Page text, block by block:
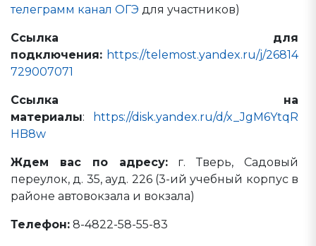
телеграмм канал ОГЭ для участников)
Ссылка для
подключения: https://telemost.yandex.ru/j/26814
729007071
Ссылка на
материалы:
https://disk.yandex.ru/d/x_JgM6YtqR
HB8w
Ждем вас по адресу:г. Тверь, Садовый
переулок, д. 35, ауд. 226 (3-ий учебный корпус в
районе автовокзала и вокзала)
Телефон: 8-4822-58-55-83